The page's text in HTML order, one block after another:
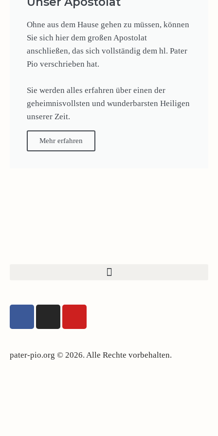
Ohne aus dem Hause gehen zu müssen, können
Sie sich hier dem großen Apostolat
anschließen, das sich vollständig dem hl. Pater
Pio verschrieben hat.
Sie werden alles erfahren über einen der
geheimnisvollsten und wunderbarsten Heiligen
unserer Zeit.
Mehr erfahren
pater-pio.org © 2026. Alle Rechte vorbehalten.